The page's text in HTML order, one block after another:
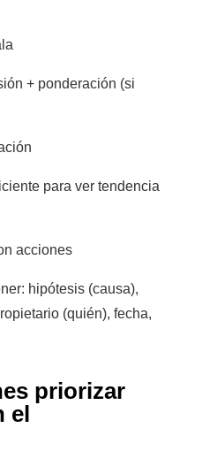
+ ponderación (si
para ver tendencia
acciones
hipótesis (causa),
(quién), fecha,
priorizar
el